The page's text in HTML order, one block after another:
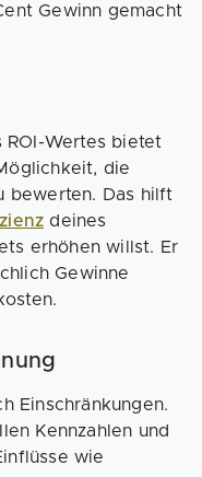
Gewinn gemacht
ROI-Wertes bietet
die
bewerten. Das hilft
deines
erhöhen willst. Er
Gewinne
Einschränkungen.
Kennzahlen und
wie